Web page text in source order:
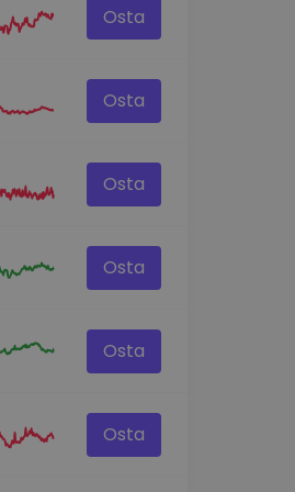
Osta
Osta
Osta
Osta
Osta
Osta